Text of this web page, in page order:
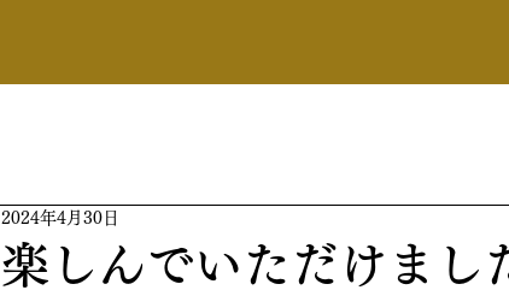
楽しんでいただけまし
2024年4月30日